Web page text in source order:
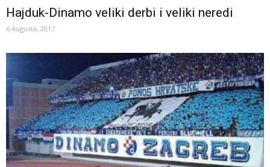
Hajduk-Dinamo veliki derbi i veliki neredi
6 Augusta, 2017